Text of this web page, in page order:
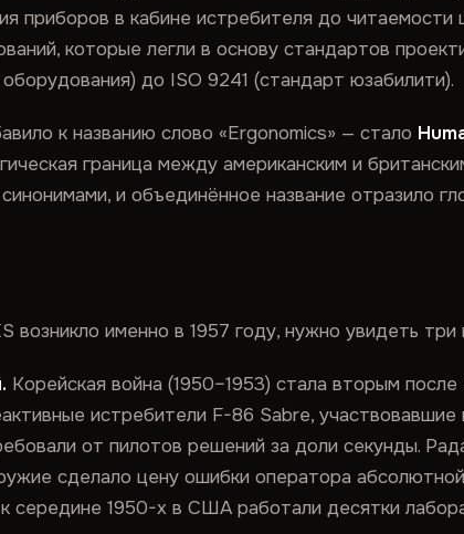
приборов в кабине истребителя до
которые легли в основу стандартов
до ISO 9241 (стандарт юзабилити).
к названию слово «Ergonomics» — стало
граница между американским и
и объединённое название отразило
возникло именно в 1957 году, нужно увидеть
Корейская война (1950–1953) стала вторым
истребители F-86 Sabre,
от пилотов решений за доли секунды.
сделало цену ошибки оператора
к середине 1950-х в США работали десятки